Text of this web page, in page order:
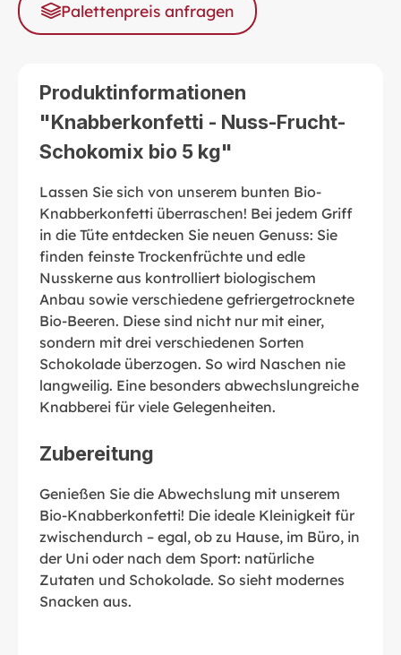
Palettenpreis anfragen
Produktinformationen
"Knabberkonfetti - Nuss-Frucht-
Schokomix bio 5 kg"
Lassen Sie sich von unserem bunten Bio-
Knabberkonfetti überraschen! Bei jedem Griff
in die Tüte entdecken Sie neuen Genuss: Sie
finden feinste Trockenfrüchte und edle
Nusskerne aus kontrolliert biologischem
Anbau sowie verschiedene gefriergetrocknete
Bio-Beeren. Diese sind nicht nur mit einer,
sondern mit drei verschiedenen Sorten
Schokolade überzogen. So wird Naschen nie
langweilig. Eine besonders abwechslungreiche
Knabberei für viele Gelegenheiten.
Zubereitung
Genießen Sie die Abwechslung mit unserem
Bio-Knabberkonfetti! Die ideale Kleinigkeit für
zwischendurch – egal, ob zu Hause, im Büro, in
der Uni oder nach dem Sport: natürliche
Zutaten und Schokolade. So sieht modernes
Snacken aus.